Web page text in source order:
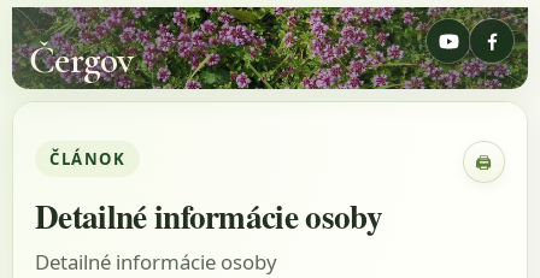
Čergov
ČLÁNOK 🖨
Detailné informácie osoby
Detailné informácie osoby